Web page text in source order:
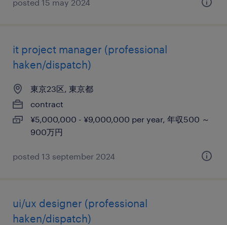
posted 15 may 2024
it project manager (professional
haken/dispatch)
東京23区, 東京都
contract
¥5,000,000 - ¥9,000,000 per year, 年収500 ～
900万円
posted 13 september 2024
ui/ux designer (professional
haken/dispatch)